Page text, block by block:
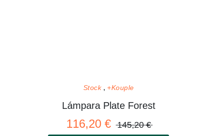
Stock +Kouple
Lámpara Plate Forest
116,20 € 145,20 €